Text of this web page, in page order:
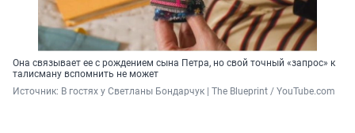
Она связывает ее с рождением сына Петра, но свой точный «запрос» к
талисману вспомнить не может
Источник: В гостях у Светланы Бондарчук | The Blueprint / YouTube.com